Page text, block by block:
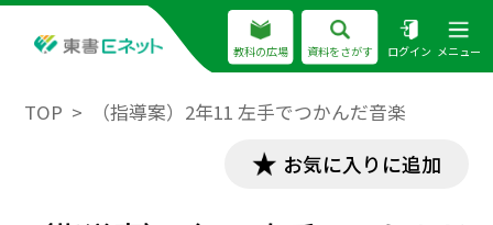
教科の広場 資料をさがす ログイン メニュー
TOP （指導案）2年11 左手でつかんだ音楽
お気に入りに追加